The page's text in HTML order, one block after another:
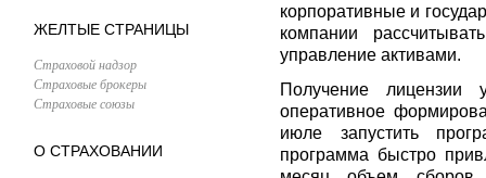
ЖЕЛТЫЕ СТРАНИЦЫ
Страховой надзор
Страховые брокеры
Страховые союзы
О СТРАХОВАНИИ
корпоративные и
компании
управление активами.
Получение
оперативное
июле запустить
программа быстро